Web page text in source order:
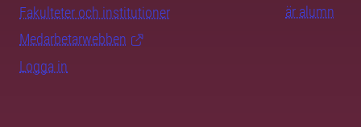
Fakulteter och institutioner
Medarbetarwebben
Logga in
är alumn